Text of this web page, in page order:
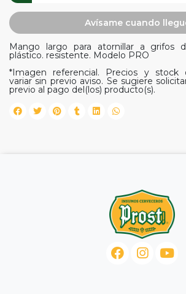
Avísame cuando
Mango largo para atornillar a grifos
plástico. resistente. Modelo PRO
*Imagen referencial. Precios y stock
variar sin previo aviso. Se sugiere
previo al pago del(los) producto(s).